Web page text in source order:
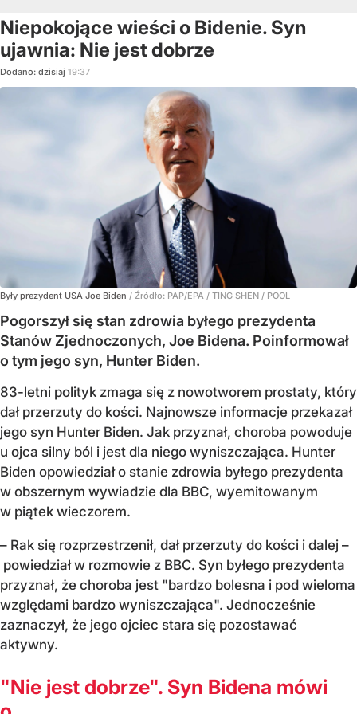
Niepokojące wieści o Bidenie. Syn
ujawnia: Nie jest dobrze
Dodano: dzisiaj 19:37
Były prezydent USA Joe Biden / Źródło: PAP/EPA / TING SHEN / POOL
Pogorszył się stan zdrowia byłego prezydenta
Stanów Zjednoczonych, Joe Bidena. Poinformował
o tym jego syn, Hunter Biden.
83-letni polityk zmaga się z nowotworem prostaty, który
dał przerzuty do kości. Najnowsze informacje przekazał
jego syn Hunter Biden. Jak przyznał, choroba powoduje
u ojca silny ból i jest dla niego wyniszczająca. Hunter
Biden opowiedział o stanie zdrowia byłego prezydenta
w obszernym wywiadzie dla BBC, wyemitowanym
w piątek wieczorem.
– Rak się rozprzestrzenił, dał przerzuty do kości i dalej –
powiedział w rozmowie z BBC. Syn byłego prezydenta
przyznał, że choroba jest "bardzo bolesna i pod wieloma
względami bardzo wyniszczająca". Jednocześnie
zaznaczył, że jego ojciec stara się pozostawać
aktywny.
"Nie jest dobrze". Syn Bidena mówi